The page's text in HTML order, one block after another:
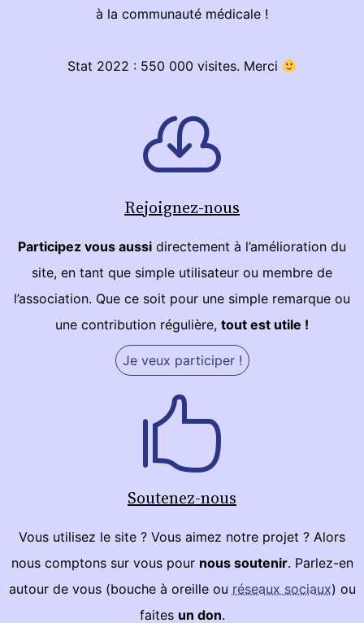
à la communauté médicale !
Stat 2022 : 550 000 visites. Merci
Rejoignez-nous
Participez vous aussi directement à l’amélioration du
site, en tant que simple utilisateur ou membre de
l’association. Que ce soit pour une simple remarque ou
une contribution régulière, tout est utile !
Je veux participer !
Soutenez-nous
Vous utilisez le site ? Vous aimez notre projet ? Alors
nous comptons sur vous pour nous soutenir. Parlez-en
autour de vous (bouche à oreille ou réseaux sociaux) ou
faites un don.